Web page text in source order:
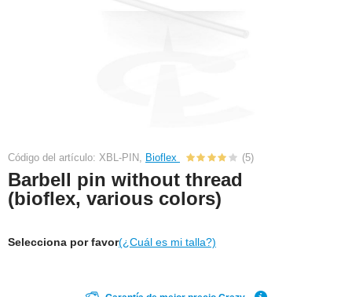
Código del artículo: XBL-PIN, Bioflex (5)
Barbell pin without thread
(bioflex, various colors)
Selecciona por favor(¿Cuál es mi talla?)